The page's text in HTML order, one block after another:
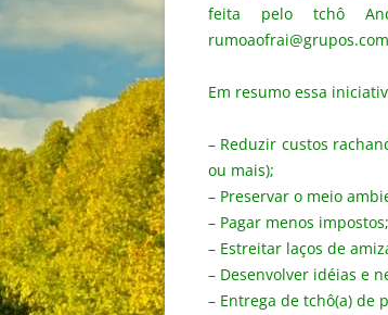
feita pelo tchô
Em resumo essa
– Reduzir custos
ou mais);
– Preservar o meio
– Pagar menos impostos;
– Estreitar laços de
– Desenvolver idéias e
– Entrega de tchô(a) de